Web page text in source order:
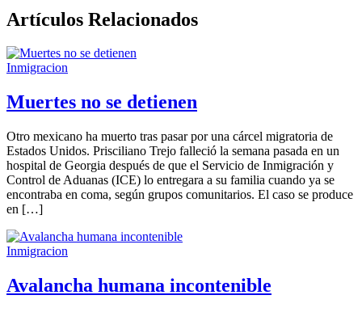
Artículos Relacionados
Inmigracion
Muertes no se detienen
Otro mexicano ha muerto tras pasar por una cárcel migratoria de
Estados Unidos. Prisciliano Trejo falleció la semana pasada en un
hospital de Georgia después de que el Servicio de Inmigración y
Control de Aduanas (ICE) lo entregara a su familia cuando ya se
encontraba en coma, según grupos comunitarios. El caso se produce
en […]
Inmigracion
Avalancha humana incontenible